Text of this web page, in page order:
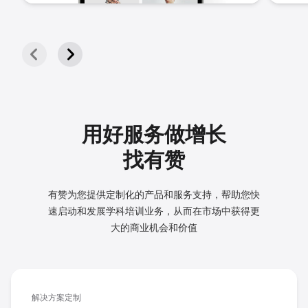
用好服务做增长
找有赞
有赞为您提供定制化的产品和服务支持，帮助您快
速启动和发展学科培训业务，从而在市场中获得更
大的商业机会和价值
解决方案定制